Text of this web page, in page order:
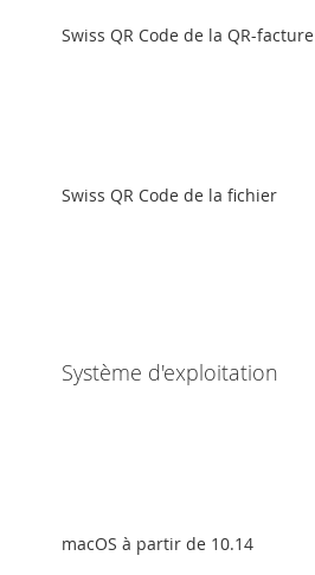
Swiss QR Code de la QR-facture
Swiss QR Code de la fichier
Système d'exploitation
macOS à partir de 10.14